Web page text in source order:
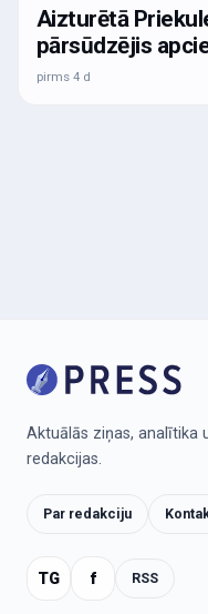
Aizturētā
pārsūdzējis
pirms 4 d
Aktuālās ziņas, analītika
redakcijas.
Par redakciju
TG f RSS